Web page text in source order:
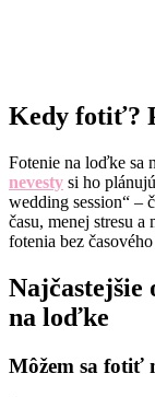
Kedy fotiť?
Fotenie na loďke sa
nevesty si ho
wedding session“ –
času, menej stresu
fotenia bez
Najčastejšie
na loďke
Môžem sa fotiť